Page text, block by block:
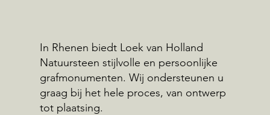
In Rhenen biedt Loek van Holland
Natuursteen stijlvolle en persoonlijke
grafmonumenten. Wij ondersteunen u
graag bij het hele proces, van ontwerp
tot plaatsing.